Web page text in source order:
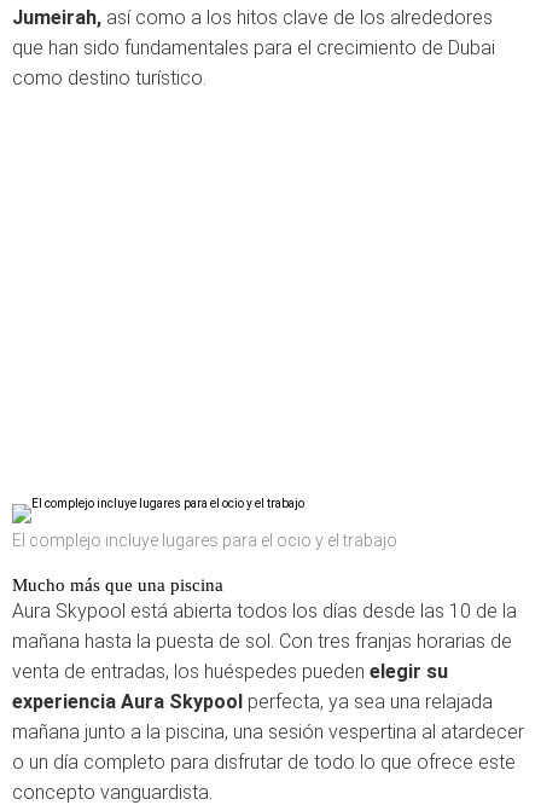
Jumeirah, así como a los hitos clave de los alrededores
que han sido fundamentales para el crecimiento de Dubai
como destino turístico.
El complejo incluye lugares para el ocio y el trabajo
Mucho más que una piscina
Aura Skypool está abierta todos los días desde las 10 de la
mañana hasta la puesta de sol. Con tres franjas horarias de
venta de entradas, los huéspedes pueden elegir su
experiencia Aura Skypool perfecta, ya sea una relajada
mañana junto a la piscina, una sesión vespertina al atardecer
o un día completo para disfrutar de todo lo que ofrece este
concepto vanguardista.